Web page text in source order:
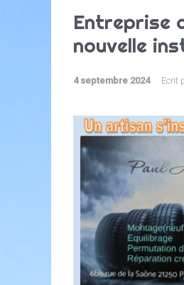
Entreprise
nouvelle
4 septembre 2024 Ecrit